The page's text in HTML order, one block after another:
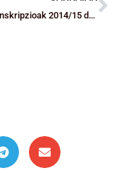
Taldeen inskripzioak 2014/15 denboraldirako